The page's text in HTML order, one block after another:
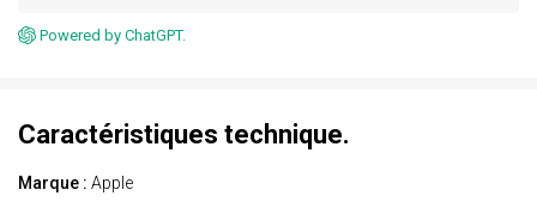
Powered by ChatGPT.
Caractéristiques technique.
Marque : Apple